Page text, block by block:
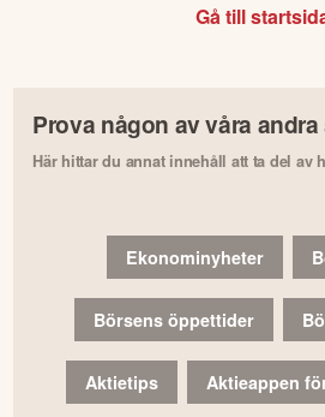
Gå till
Prova någon av våra
Här hittar du annat innehåll att ta del av
Ekonominyheter
Börsens öppettider
Aktietips Aktieappen